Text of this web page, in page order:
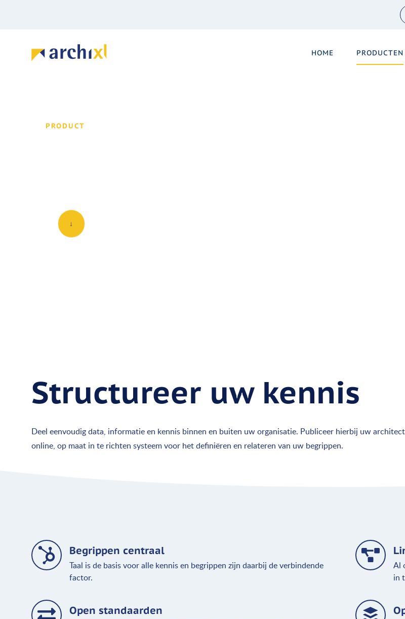
HOME PRODUCTEN
PRODUCT
↓
Structureer uw kennis
Deel eenvoudig data, informatie en kennis binnen en buiten uw organisatie. Publiceer hierbij uw
online, op maat in te richten systeem voor het definiëren en relateren van uw begrippen.
Begrippen centraal
Taal is de basis voor alle kennis en begrippen zijn daarbij de verbindende
factor.
Al
in
Open standaarden